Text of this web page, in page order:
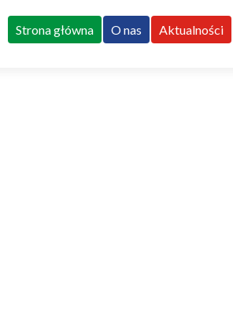
do
treści
Strona główna O nas Aktualności